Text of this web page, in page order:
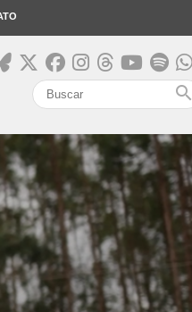
search